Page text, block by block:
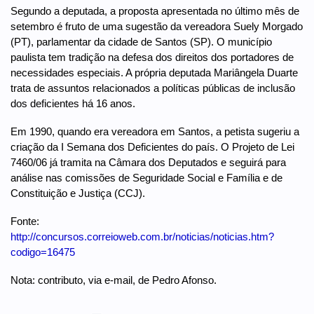
Segundo a deputada, a proposta apresentada no último mês de
setembro é fruto de uma sugestão da vereadora Suely Morgado
(PT), parlamentar da cidade de Santos (SP). O município
paulista tem tradição na defesa dos direitos dos portadores de
necessidades especiais. A própria deputada Mariângela Duarte
trata de assuntos relacionados a políticas públicas de inclusão
dos deficientes há 16 anos.
Em 1990, quando era vereadora em Santos, a petista sugeriu a
criação da I Semana dos Deficientes do país. O Projeto de Lei
7460/06 já tramita na Câmara dos Deputados e seguirá para
análise nas comissões de Seguridade Social e Família e de
Constituição e Justiça (CCJ).
Fonte:
http://concursos.correioweb.com.br/noticias/noticias.htm?
codigo=16475
Nota: contributo, via e-mail, de Pedro Afonso.